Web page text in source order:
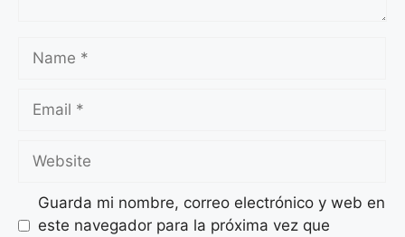
Guarda mi nombre, correo electrónico y web en
este navegador para la próxima vez que